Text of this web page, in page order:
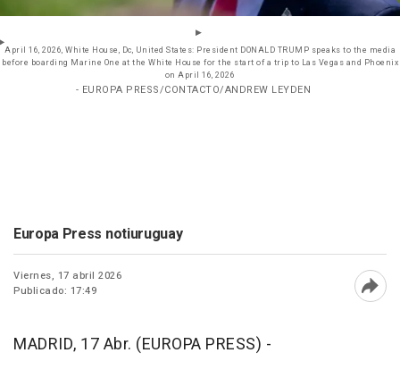
April 16, 2026, White House, Dc, United States: President DONALD TRUMP speaks to the media
before boarding Marine One at the White House for the start of a trip to Las Vegas and Phoenix
on April 16, 2026
- EUROPA PRESS/CONTACTO/ANDREW LEYDEN
Europa Press notiuruguay
Viernes, 17 abril 2026
Publicado: 17:49
MADRID, 17 Abr. (EUROPA PRESS) -